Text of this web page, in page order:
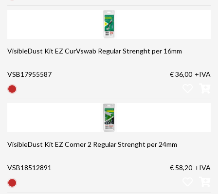
VisibleDust Kit EZ CurVswab Regular Strenght per 16mm
VSB17955587 € 36,00 +IVA
VisibleDust Kit EZ Corner 2 Regular Strenght per 24mm
VSB18512891 € 58,20 +IVA